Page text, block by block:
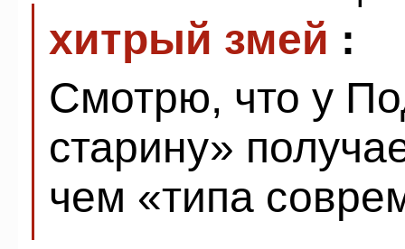
хитрый змей :
Смотрю, что у
старину»
чем «типа